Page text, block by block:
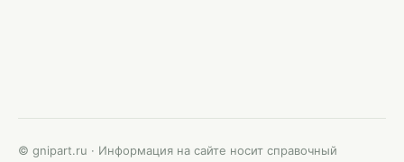
© gnipart.ru · Информация на сайте носит справочный